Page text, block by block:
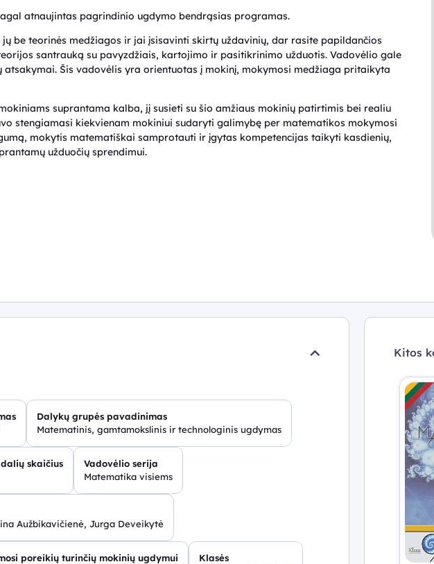
atnaujintas pagrindinio ugdymo bendrąsias programas.
be teorinės medžiagos ir jai įsisavinti skirtų uždavinių, dar rasite papildančios
santrauką su pavyzdžiais, kartojimo ir pasitikrinimo užduotis. Vadovėlio gale
Šis vadovėlis yra orientuotas į mokinį, mokymosi medžiaga pritaikyta
suprantama kalba, jį susieti su šio amžiaus mokinių patirtimis bei realiu
stengiamasi kiekvienam mokiniui sudaryti galimybę per matematikos mokymosi
mokytis matematiškai samprotauti ir įgytas kompetencijas taikyti kasdienių,
užduočių sprendimui.
Dalykų grupės pavadinimas
Matematinis, gamtamokslinis ir technologinis ugdymas
skaičius
Vadovėlio serija
Matematika visiems
Aužbikavičienė, Jurga Deveikytė
poreikių turinčių mokinių ugdymui
Klasės
Kitos